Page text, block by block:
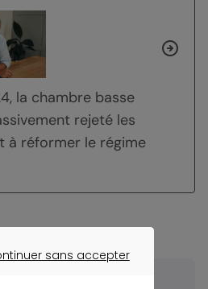
la chambre basse
rejeté les
à réformer le régime
sans accepter